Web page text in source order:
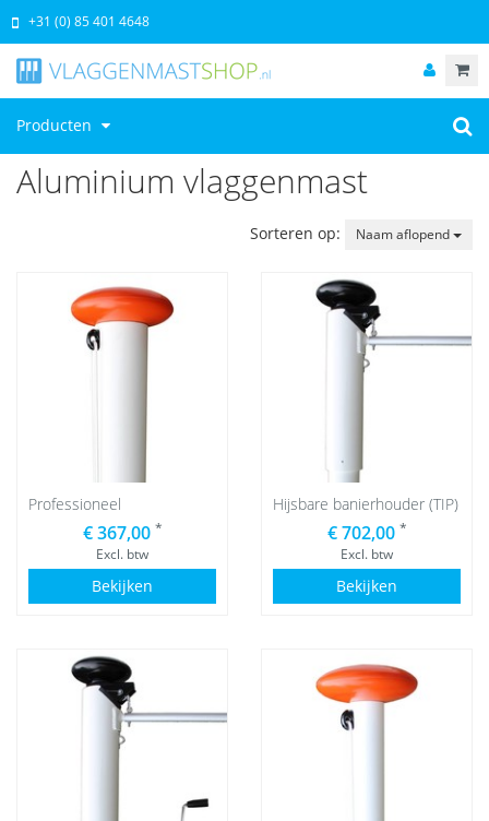
Producten
+31 (0) 85 401 4648
Aluminium vlaggenmast
Sorteren op: Naam aflopend
Professioneel
€ 367,00 *
Excl. btw
Bekijken
Hijsbare banierhouder (TIP)
€ 702,00 *
Excl. btw
Bekijken